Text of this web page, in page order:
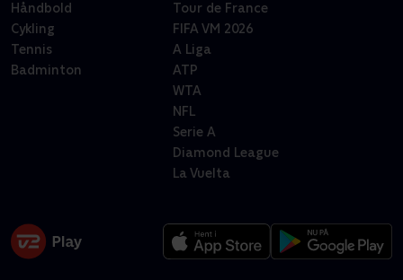
Håndbold
Cykling
Tennis
Badminton
Tour de France
FIFA VM 2026
A Liga
ATP
WTA
NFL
Serie A
Diamond League
La Vuelta